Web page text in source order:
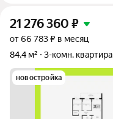
21 276 360 ₽
от 66 783 ₽ в месяц
84,4 м²
3-комн. квартира
новостройка